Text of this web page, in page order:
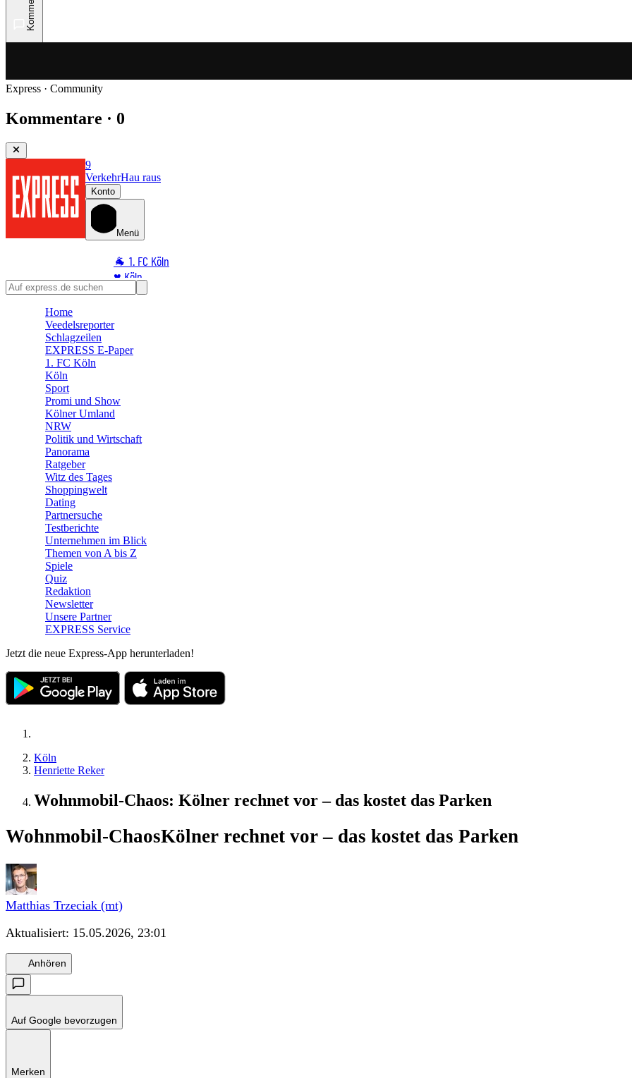
Express · Community
Kommentare · 0
9
VerkehrHau raus
Konto
Menü
🐐 1. FC Köln
♥️ Köln
⭐ Promi
🛒 Shoppingwelt
🧩 Spiele
Home
Veedelsreporter
Schlagzeilen
EXPRESS E-Paper
1. FC Köln
Köln
Sport
Promi und Show
Kölner Umland
NRW
Politik und Wirtschaft
Panorama
Ratgeber
Witz des Tages
Shoppingwelt
Dating
Partnersuche
Testberichte
Unternehmen im Blick
Themen von A bis Z
Spiele
Quiz
Redaktion
Newsletter
Unsere Partner
EXPRESS Service
Jetzt die neue Express-App herunterladen!
Köln
Henriette Reker
Wohnmobil-Chaos: Kölner rechnet vor – das kostet das Parken
Wohnmobil-ChaosKölner rechnet vor – das kostet das Parken
Matthias Trzeciak (mt)
Aktualisiert: 15.05.2026, 23:01
Anhören
Auf Google bevorzugen
Merken